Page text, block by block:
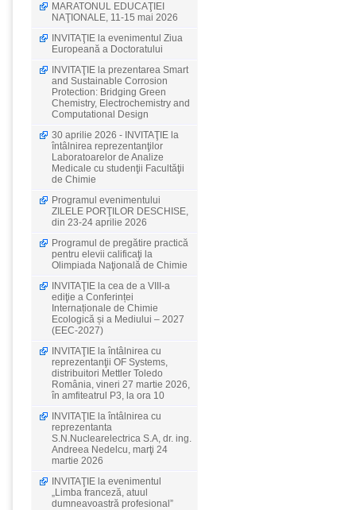
MARATONUL EDUCAŢIEI
NAŢIONALE, 11-15 mai 2026
INVITAŢIE la evenimentul Ziua
Europeană a Doctoratului
INVITAŢIE la prezentarea Smart
and Sustainable Corrosion
Protection: Bridging Green
Chemistry, Electrochemistry and
Computational Design
30 aprilie 2026 - INVITAŢIE la
întâlnirea reprezentanţilor
Laboratoarelor de Analize
Medicale cu studenţii Facultăţii
de Chimie
Programul evenimentului
ZILELE PORŢILOR DESCHISE,
din 23-24 aprilie 2026
Programul de pregătire practică
pentru elevii calificaţi la
Olimpiada Naţională de Chimie
INVITAŢIE la cea de a VIII-a
ediţie a Conferinței
Internaționale de Chimie
Ecologică și a Mediului – 2027
(EEC-2027)
INVITAŢIE la întâlnirea cu
reprezentanţii OF Systems,
distribuitori Mettler Toledo
România, vineri 27 martie 2026,
în amfiteatrul P3, la ora 10
INVITAŢIE la întâlnirea cu
reprezentanta
S.N.Nuclearelectrica S.A, dr. ing.
Andreea Nedelcu, marţi 24
martie 2026
INVITAŢIE la evenimentul
„Limba franceză, atuul
dumneavoastră profesional”